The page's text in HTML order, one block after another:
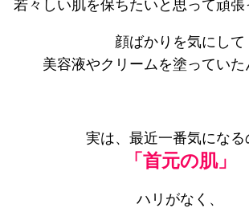
若々しい肌を保ちたいと思って頑張
顔ばかりを気にして
美容液やクリームを塗ってい
実は、最近一番気になる
「首元の肌」
ハリがなく、